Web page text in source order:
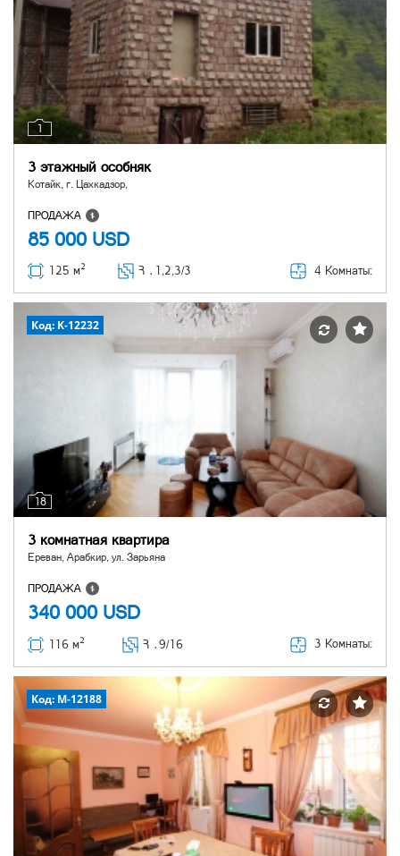
1
3 этажный особняк
Котайк, г. Цахкадзор,
ПРОДАЖА
85 000 USD
125 м2 Հ ․ 1,2,3/3 4 Комнаты:
18
Код: K-12232
3 комнатная квартира
Ереван, Арабкир, ул. Зарьяна
ПРОДАЖА
340 000 USD
116 м2 Հ ․ 9/16 3 Комнаты:
Код: M-12188